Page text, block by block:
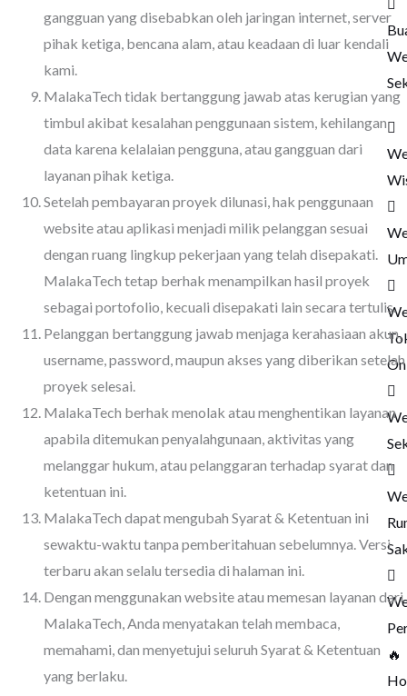
🔥
gangguan yang disebabkan oleh jaringan internet, server
pihak ketiga, bencana alam, atau keadaan di luar kendali
kami.
MalakaTech tidak bertanggung jawab atas kerugian yang
timbul akibat kesalahan penggunaan sistem, kehilangan
data karena kelalaian pengguna, atau gangguan dari
layanan pihak ketiga.
Setelah pembayaran proyek dilunasi, hak penggunaan
website atau aplikasi menjadi milik pelanggan sesuai
dengan ruang lingkup pekerjaan yang telah disepakati.
MalakaTech tetap berhak menampilkan hasil proyek
sebagai portofolio, kecuali disepakati lain secara tertulis.
Pelanggan bertanggung jawab menjaga kerahasiaan akun,
username, password, maupun akses yang diberikan setelah
proyek selesai.
MalakaTech berhak menolak atau menghentikan layanan
apabila ditemukan penyalahgunaan, aktivitas yang
melanggar hukum, atau pelanggaran terhadap syarat dan
ketentuan ini.
MalakaTech dapat mengubah Syarat & Ketentuan ini
sewaktu-waktu tanpa pemberitahuan sebelumnya. Versi
terbaru akan selalu tersedia di halaman ini.
Dengan menggunakan website atau memesan layanan dari
MalakaTech, Anda menyatakan telah membaca,
memahami, dan menyetujui seluruh Syarat & Ketentuan
yang berlaku.